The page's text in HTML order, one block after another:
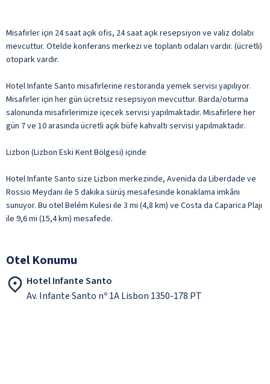
Misafirler için 24 saat açık ofis, 24 saat açık resepsiyon ve valiz dolabı
mevcuttur. Otelde konferans merkezi ve toplantı odaları vardır. (ücretli)
otopark vardır.
Hotel Infante Santo misafirlerine restoranda yemek servisi yapılıyor.
Misafirler için her gün ücretsiz resepsiyon mevcuttur. Barda/oturma
salonunda misafirlerimize içecek servisi yapılmaktadır. Misafirlere her
gün 7 ve 10 arasında ücretli açık büfe kahvaltı servisi yapılmaktadır.
Lizbon (Lizbon Eski Kent Bölgesi) içinde
Hotel Infante Santo size Lizbon merkezinde, Avenida da Liberdade ve
Rossio Meydanı ile 5 dakika sürüş mesafesinde konaklama imkânı
sunuyor. Bu otel Belém Kulesi ile 3 mi (4,8 km) ve Costa da Caparica Plajı
ile 9,6 mi (15,4 km) mesafede.
Otel Konumu
Hotel Infante Santo
Av. Infante Santo nº 1A Lisbon 1350-178 PT